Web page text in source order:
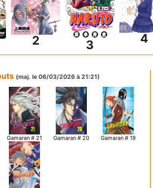
2 3 4
(maj. le 06/03/2026 à 21:21)
Gamaran # 21 Gamaran # 20 Gamaran # 19